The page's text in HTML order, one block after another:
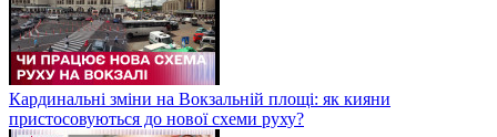
Кардинальні зміни на Вокзальній площі: як кияни
пристосовуються до нової схеми руху?